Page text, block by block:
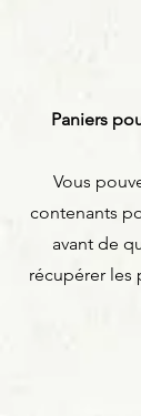
Paniers
Vous
contenants
avant de
récupérer les